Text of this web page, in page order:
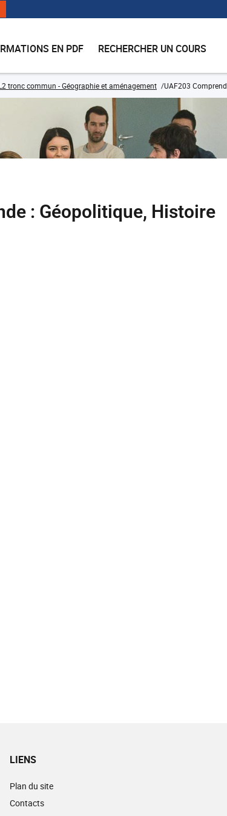
EN PDF RECHERCHER UN COURS
tronc commun - Géographie et aménagement UAF203
: Géopolitique, Histoire
LIENS
Plan du site
Contacts